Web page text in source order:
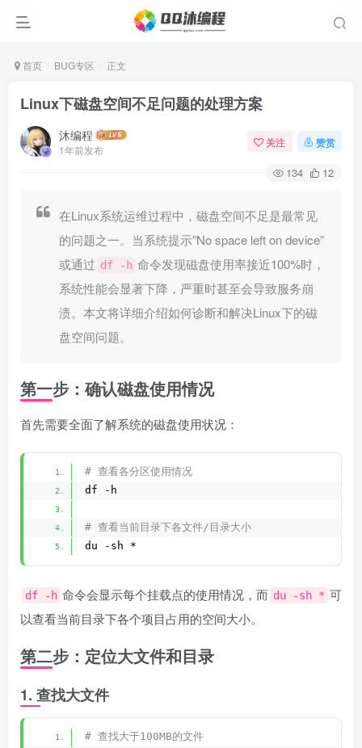
首页 BUG专区 正文
Linux下磁盘空间不足问题的处理方案
沐编程
1年前发布
关注 赞赏
134 12
在Linux系统运维过程中，磁盘空间不足是最常见
的问题之一。当系统提示”No space left on device”
或通过 df -h 命令发现磁盘使用率接近100%时，
系统性能会显著下降，严重时甚至会导致服务崩
溃。本文将详细介绍如何诊断和解决Linux下的磁
盘空间问题。
第一步：确认磁盘使用情况
首先需要全面了解系统的磁盘使用状况：
# 查看各分区使用情况
df -h
# 查看当前目录下各文件/目录大小
du -sh *
df -h 命令会显示每个挂载点的使用情况，而 du -sh * 可
以查看当前目录下各个项目占用的空间大小。
第二步：定位大文件和目录
1. 查找大文件
# 查找大于100MB的文件